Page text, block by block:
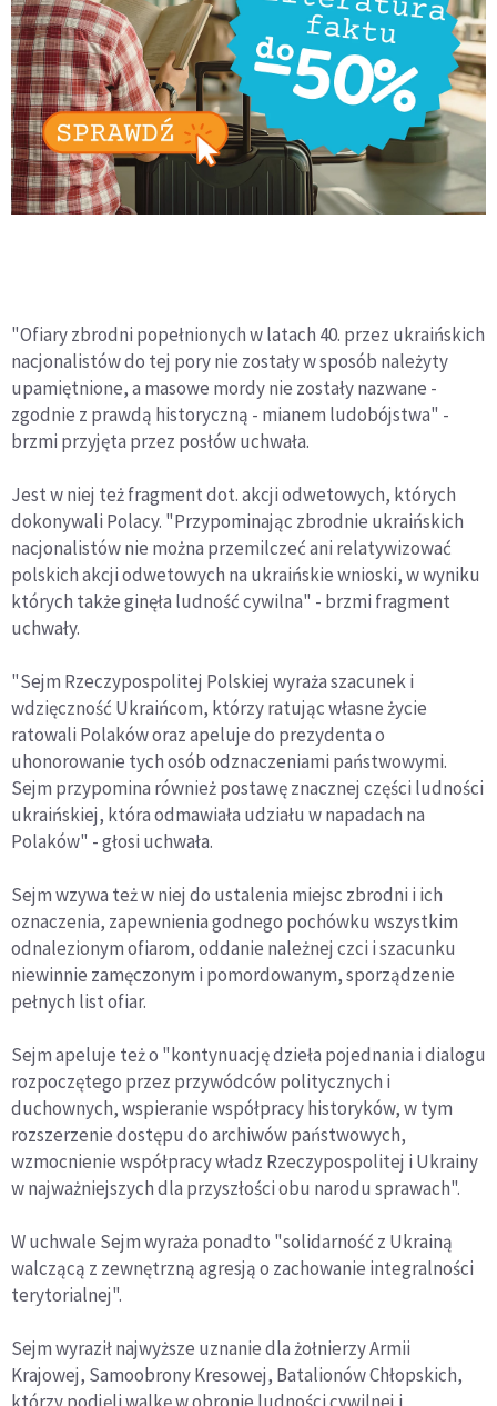
"Ofiary zbrodni popełnionych w latach 40. przez ukraińskich
nacjonalistów do tej pory nie zostały w sposób należyty
upamiętnione, a masowe mordy nie zostały nazwane -
zgodnie z prawdą historyczną - mianem ludobójstwa" -
brzmi przyjęta przez posłów uchwała.
Jest w niej też fragment dot. akcji odwetowych, których
dokonywali Polacy. "Przypominając zbrodnie ukraińskich
nacjonalistów nie można przemilczeć ani relatywizować
polskich akcji odwetowych na ukraińskie wnioski, w wyniku
których także ginęła ludność cywilna" - brzmi fragment
uchwały.
"Sejm Rzeczypospolitej Polskiej wyraża szacunek i
wdzięczność Ukraińcom, którzy ratując własne życie
ratowali Polaków oraz apeluje do prezydenta o
uhonorowanie tych osób odznaczeniami państwowymi.
Sejm przypomina również postawę znacznej części ludności
ukraińskiej, która odmawiała udziału w napadach na
Polaków" - głosi uchwała.
Sejm wzywa też w niej do ustalenia miejsc zbrodni i ich
oznaczenia, zapewnienia godnego pochówku wszystkim
odnalezionym ofiarom, oddanie należnej czci i szacunku
niewinnie zamęczonym i pomordowanym, sporządzenie
pełnych list ofiar.
Sejm apeluje też o "kontynuację dzieła pojednania i dialogu
rozpoczętego przez przywódców politycznych i
duchownych, wspieranie współpracy historyków, w tym
rozszerzenie dostępu do archiwów państwowych,
wzmocnienie współpracy władz Rzeczypospolitej i Ukrainy
w najważniejszych dla przyszłości obu narodu sprawach".
W uchwale Sejm wyraża ponadto "solidarność z Ukrainą
walczącą z zewnętrzną agresją o zachowanie integralności
terytorialnej".
Sejm wyraził najwyższe uznanie dla żołnierzy Armii
Krajowej, Samoobrony Kresowej, Batalionów Chłopskich,